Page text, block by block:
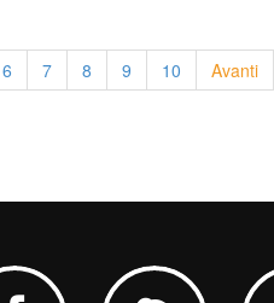
6 7 8 9 10 Avanti